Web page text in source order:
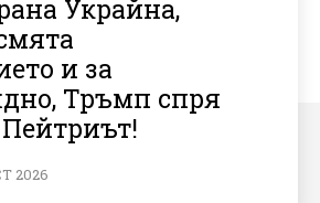
Украйна,
и за
Тръмп спря
2026